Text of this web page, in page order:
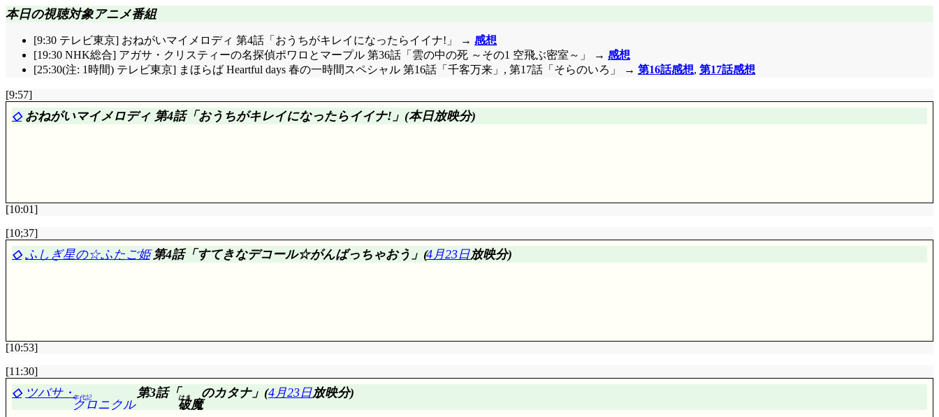
全てが等しく幸せである事……目指すべき理念だと思います。でもあくまでも「実現は不可能という前提の下で」。長期的目標に掲げておいて, 短期的目標で現実解を求め
るんであって, こういうのを直接目指して短期的に切り捨ててしまう存在が出ちゃ駄目なのよ～。……と, これはヒミコが本気でそれを目指しているのであれば, の反論なんで
すが。どーしてもそうは思えないのよね。
本日の視聴対象アニメ番組
[9:30 テレビ東京] おねがいマイメロディ 第4話「おうちがキレイになったらイイナ!」 → 感想
[19:30 NHK総合] アガサ・クリスティーの名探偵ポワロとマープル 第36話「雲の中の死 ～その1 空飛ぶ密室～」 → 感想
[25:30(注: 1時間) テレビ東京] まほらば Heartful days 春の一時間スペシャル 第16話「千客万来」, 第17話「そらのいろ」 → 第16話感想, 第17話感想
[9:57]
◇おねがいマイメロディ 第4話「おうちがキレイになったらイイナ!」(本日放映分)
評価……☆☆☆☆
色々評判なので観てみました。話題の第2話みたいに大暴走してはいないようですが, それでも端々に面白さが滲んでますね……「おねがい♥」でまっする化する伝法なアラ
イグマとか(^^;;; 他にもゴミ男 → ゴキブリとか, 「男は仲間外れって奴か」でもおーわらいしました。そして終いには母親襲来……ぐはあっ, 身につまされる(^^;;; そーだよね,
[10:01]
[10;37]
◇ ふしぎ星の☆ふたご姫第4話「すてきなデコール☆がんばっちゃおう」(4月23日放映分)
評価……☆☆☆☆(前回比: +1)
サブタイトル: そう読むんだ(^^;;;
アイキャッチBに出ているデコールメーカー, やっと登場。「これぞ正しくおひさまの国に代々伝わる由緒正しきデコールメーカー!」そんなものなんですか(^^;;; そして今
[10:53]
[11:30]
◇ ツバサ・
クロニクル
年代記
第3話「
破魔
はま のカタナ」(4月23日放映分)